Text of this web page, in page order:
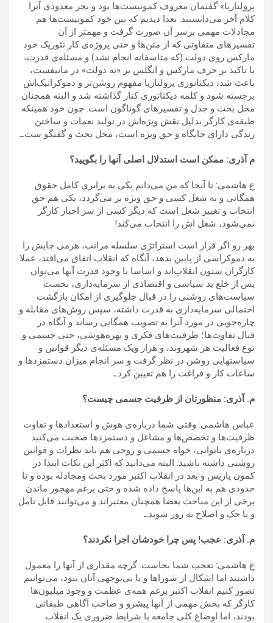
پرولتاریا» گفتمان معروف کمونیست‌ها بود و بجز معدودی آنرا
کلام آخر می‌دانستند. بعدا دیدیم که بین خود کمونیست‌ها هم
مجادلات مهمی برسر آن صورت گرفت و مهمتر از آن
تفسیرهای متفاوتی که از متن‌ها و حتی پروژه‌ی کار تئوریک خود
مارکس روی دولت (که متاسفانه انجام نشد) و مسئله‌ی قدرت،
یا تاکید بر حرف مارکس و انگلس بر «نه دولت» در مانیفست،
باعث شد، دیکتاتوری پرولتاریا مفهوم روشن‌تر و دموکراتیک‌اش
برجسته شود و کلمه دیکتاتوری کنار گذاشته شد و البته همچنان
محل بحث و جدل و تفسیرهای گوناگون است. چون خود همینکه
طبقه‌ی کارگر بدلیل نقش ویژه‌اش در تولید نعمات و ساختن
زندگی دارای جایگاه و حق ویژه است، محل بحث و گفتگو ست.ـ
م آذری: ممکن است استدلال اصلی آنها را بگویید؟
ع هاشمی: تا آنجا که من می‌دانم یکی به برابری کامل حقوق
همگانی و نه شغل کسی و حق ویژه بر می‌گردد، یکی هم حق
انتخاب و تغییر شغل است که دیگر کسی از سر اجبار کارگر
نمی‌شود، شغل اش را انتخاب می‌کند!
بهر رو اگر قرار است استراتژی سلسله مراتب، هرمی جایش را
به دموکراسی از پایین بدهد، آنگاه که انقلاب اتفاق می‌افتد، عملا
کارگران ستون انقلاب‌اند و اساسا با وجود قدرت آنها می‌توان
پس از خلع ید سیاسی و اقتصادی از سرمایه‌داری، نخست
سیاست‌های روشنی را در قبال جلوگیری از امکان بازگشت
احتمالی سرمایه‌داری به قدرت داشته، سپس روش‌های مقابله و
چاره‌جویی در مورد آنرا به تصویب همگانی رساند و آنگاه در
قبال تفاوت‌ها؛ ظرفیت‌های فکری و بهره‌هوشی، حتی جسمی و
نوع فعالیت هر شهروند، و هزار ویک مسئله‌ی دیگر قوانین و
سیاستهایی روشن در نظر گرفت و سر انجام میزان دستمزدها و
ساعات کار و فراغت را هم تعیین کرد.ـ
م. آذری: منظورتان از ظرفیت جسمی چیست؟
عباس هاشمی: وقتی شما درباره‌ی هوش و استعدادها و تفاوت
ظرفیت‌ها و تخصص‌ها و مشاغل و دستمزدها صحبت می‌کنید
درباره‌ی ناتوانی‌، خواه جسمی و روحی هم باید نظرات و قوانین
روشنی داشته باشید. البته می‌دانید که اکثر این نکات ابتدا در
کمون پاریس و بعد در انقلاب اکتبر مورد بحث و‌مجادله بوده و تا
حدودی هم به این‌ها پاسخ داده شده و حتی برغم مهجور ماندن
برخی از این مباحث بعضا همچنان معتبراند و می‌توانند قابل تامل
و با حک و اصلاح به روز شوند.ـ
م. آذری: عجب! پس چرا خودشان اجرا نکردند؟
ع هاشمی: تعجب شما بجاست. گرچه مقداری از آنها را معمول
داشتند اما اشکال از شوراها و یا بی‌توجهی آنان نبود، می‌توانیم
تصور کنیم انقلاب اکتبر برغم همه‌ی عظمت و وجود میلیون‌ها
کارگر که بخش مهمی از آنها پیشرو و صاحب آگاهی طبقاتی
بودند، اما اوضاع کلی جامعه با شرایط ضروری یک انقلاب